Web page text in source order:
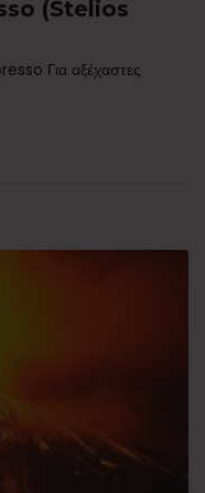
(Stelios
Για αξέχαστες